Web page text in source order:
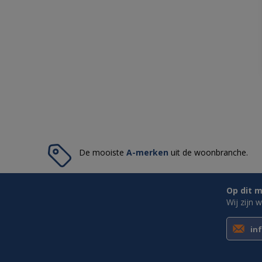
De mooiste A-merken uit de woonbranche.
Op dit
Wij zijn